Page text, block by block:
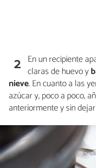
2 En un recipiente
claras de huevo y
nieve. En cuanto a las
azúcar y, poco a poco,
anteriormente y sin